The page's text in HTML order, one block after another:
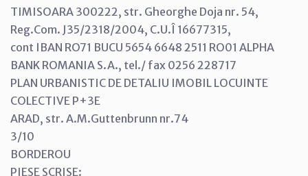
TIMISOARA 300222, str. Gheorghe Doja nr. 54,
Reg.Com. J35/2318/2004, C.U.Î 16677315,
cont IBAN RO71 BUCU 5654 6648 2511 RO01 ALPHA
BANK ROMANIA S.A., tel./ fax 0256 228717
PLAN URBANISTIC DE DETALIU IMOBIL LOCUINTE
COLECTIVE P+3E
ARAD, str. A.M.Guttenbrunn nr.74
3/10
BORDEROU
PIESE SCRISE: